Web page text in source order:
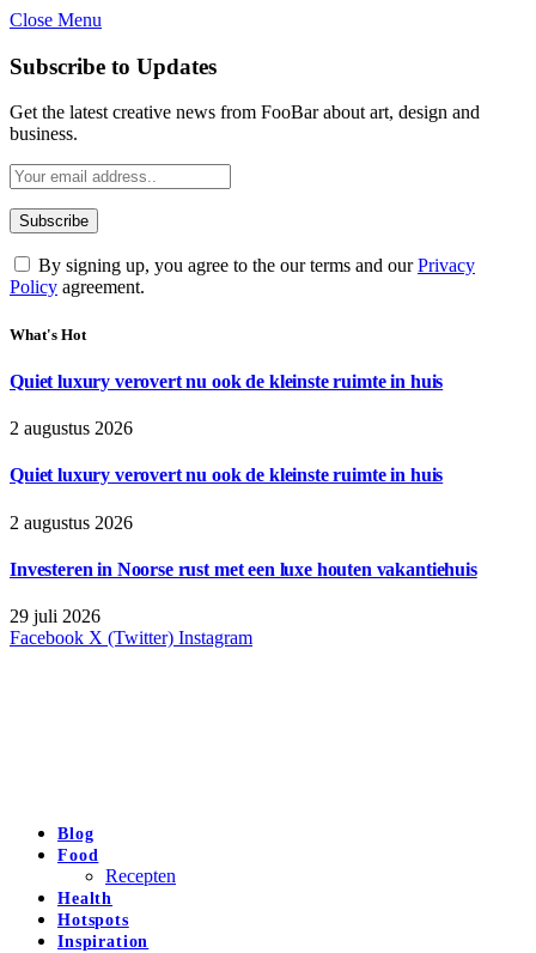
Close Menu
Subscribe to Updates
Get the latest creative news from FooBar about art, design and
business.
By signing up, you agree to the our terms and ourPrivacy
Policy agreement.
What's Hot
Quiet luxury verovert nu ook de kleinste ruimte in huis
2 augustus 2026
Quiet luxury verovert nu ook de kleinste ruimte in huis
2 augustus 2026
Investeren in Noorse rust met een luxe houten vakantiehuis
29 juli 2026
Facebook X (Twitter) Instagram
Blog
Food
Recepten
Health
Hotspots
Inspiration